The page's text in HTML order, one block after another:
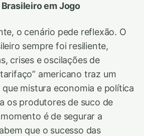
em Jogo
o cenário pede reflexão. O
sempre foi resiliente,
crises e oscilações de
americano traz um
mistura economia e política
os produtores de suco de
é de segurar a
que o sucesso das